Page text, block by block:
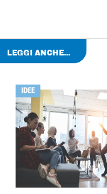
LEGGI ANCHE...
IDEE